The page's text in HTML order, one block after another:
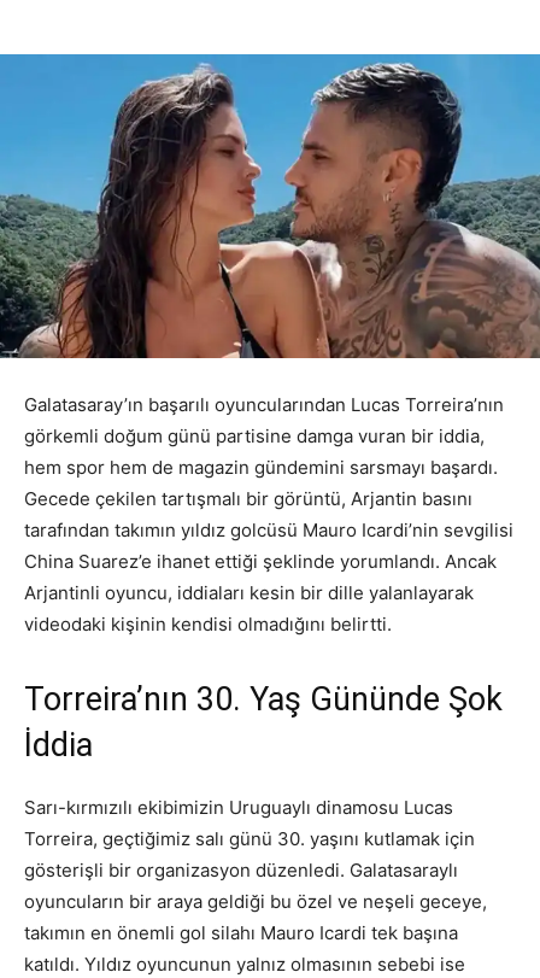
Galatasaray’ın başarılı oyuncularından Lucas Torreira’nın
görkemli doğum günü partisine damga vuran bir iddia,
hem spor hem de magazin gündemini sarsmayı başardı.
Gecede çekilen tartışmalı bir görüntü, Arjantin basını
tarafından takımın yıldız golcüsü Mauro Icardi’nin sevgilisi
China Suarez’e ihanet ettiği şeklinde yorumlandı. Ancak
Arjantinli oyuncu, iddiaları kesin bir dille yalanlayarak
videodaki kişinin kendisi olmadığını belirtti.
Torreira’nın 30. Yaş Gününde Şok
İddia
Sarı-kırmızılı ekibimizin Uruguaylı dinamosu Lucas
Torreira, geçtiğimiz salı günü 30. yaşını kutlamak için
gösterişli bir organizasyon düzenledi. Galatasaraylı
oyuncuların bir araya geldiği bu özel ve neşeli geceye,
takımın en önemli gol silahı Mauro Icardi tek başına
katıldı. Yıldız oyuncunun yalnız olmasının sebebi ise